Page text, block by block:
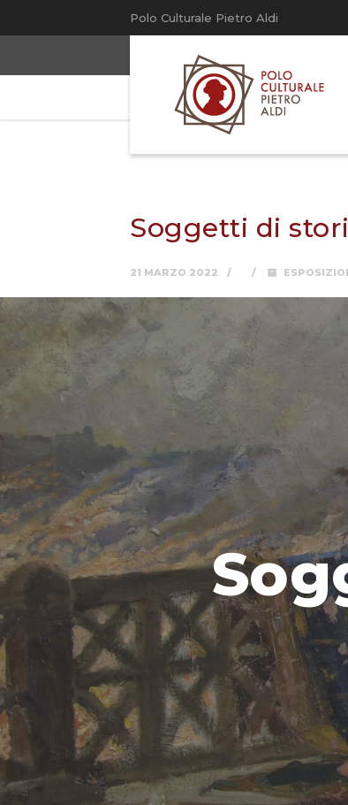
Polo Culturale Pietro Aldi
Polo Culturale Pietro Aldi>
Soggetti di
21 MARZO 2022